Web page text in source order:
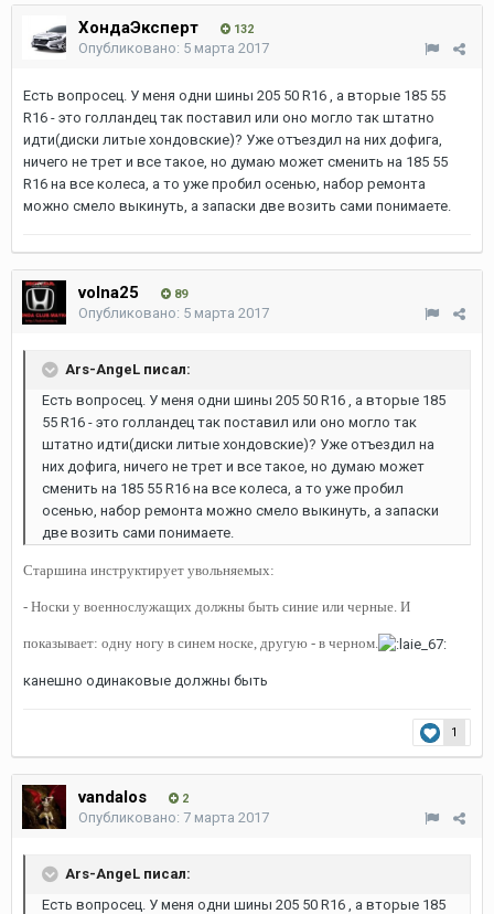
ХондаЭксперт 132
Опубликовано: 5 марта 2017
Есть вопросец. У меня одни шины 205 50 R16 , а вторые 185 55
R16 - это голландец так поставил или оно могло так штатно
идти(диски литые хондовские)? Уже отъездил на них дофига,
ничего не трет и все такое, но думаю может сменить на 185 55
R16 на все колеса, а то уже пробил осенью, набор ремонта
можно смело выкинуть, а запаски две возить сами понимаете.
volna25 89
Опубликовано: 5 марта 2017
Ars-AngeL писал:
Есть вопросец. У меня одни шины 205 50 R16 , а вторые 185
55 R16 - это голландец так поставил или оно могло так
штатно идти(диски литые хондовские)? Уже отъездил на
них дофига, ничего не трет и все такое, но думаю может
сменить на 185 55 R16 на все колеса, а то уже пробил
осенью, набор ремонта можно смело выкинуть, а запаски
две возить сами понимаете.
Старшина инструктирует увольняемых:
- Носки у военнослужащих должны быть синие или черные. И
показывает: одну ногу в синем носке, другую - в черном.
канешно одинаковые должны быть
1
vandalos 2
Опубликовано: 7 марта 2017
Ars-AngeL писал:
Есть вопросец. У меня одни шины 205 50 R16 , а вторые 185